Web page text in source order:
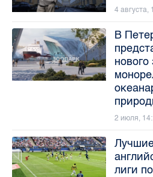
4 августа,
В
нового
2 июля,
лиги